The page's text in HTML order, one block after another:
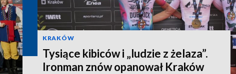
KRAKÓW
Tysiące kibiców i „ludzie z żelaza”.
Ironman znów opanował Kraków